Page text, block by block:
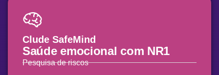
Clude SafeMind
Saúde emocional com NR1
Pesquisa de riscos